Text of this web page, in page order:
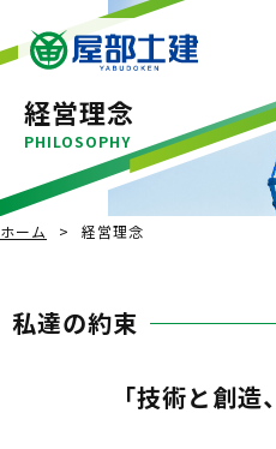
経営理念
PHILOSOPHY
ホーム 経営理念
私達の約束
「技術と創造